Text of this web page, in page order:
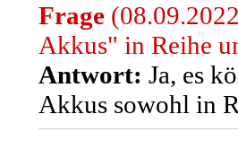
Frage
Akkus" in Reihe
Antwort: Ja, es
Akkus sowohl in